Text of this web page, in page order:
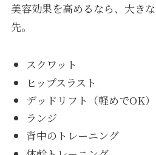
美容効果を高めるなら、大き
先。
スクワット
ヒップスラスト
デッドリフト（軽めでOK）
ランジ
背中のトレーニング